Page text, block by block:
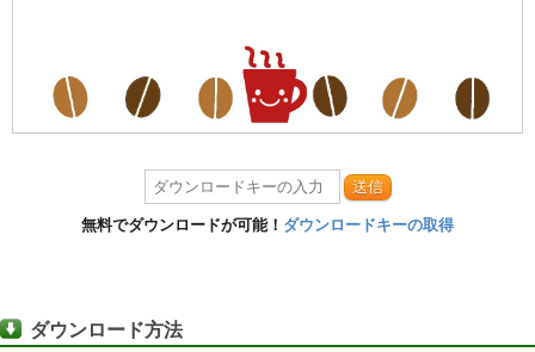
送信
無料でダウンロードが可能！ ダウンロードキーの取得
ダウンロード方法